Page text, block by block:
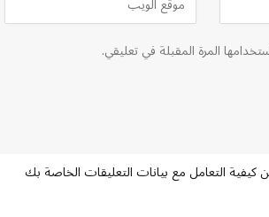
المرة المقبلة في تعليقي.
كيفية التعامل مع بيانات التعليقات الخاصة بك